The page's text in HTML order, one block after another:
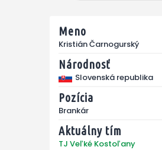
Meno
Kristián Čarnogurský
Národnosť
Slovenská republika
Pozícia
Brankár
Aktuálny tím
TJ Veľké Kostoľany